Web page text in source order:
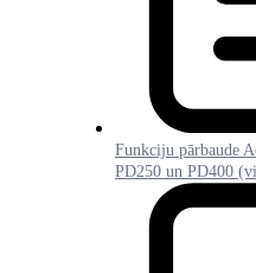
Funkciju pārbaude
PD250 un PD400